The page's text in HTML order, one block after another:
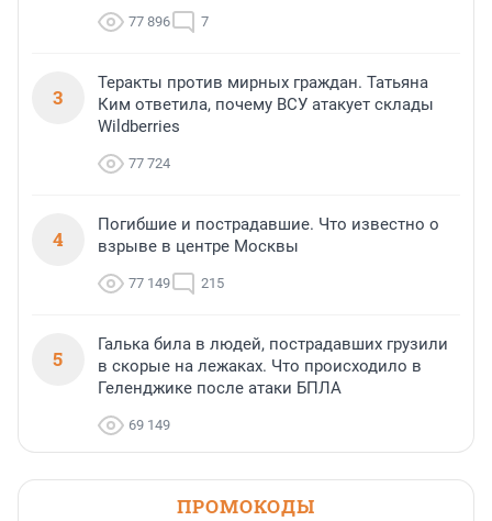
77 896 7
3
Теракты против мирных граждан. Татьяна
Ким ответила, почему ВСУ атакует склады
Wildberries
77 724
4
Погибшие и пострадавшие. Что известно о
взрыве в центре Москвы
77 149 215
5
Галька била в людей, пострадавших грузили
в скорые на лежаках. Что происходило в
Геленджике после атаки БПЛА
69 149
ПРОМОКОДЫ